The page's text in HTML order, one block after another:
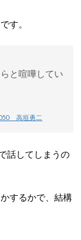
す。
と喧嘩してい
050 高垣勇二
話してしまうの
するかで、結構